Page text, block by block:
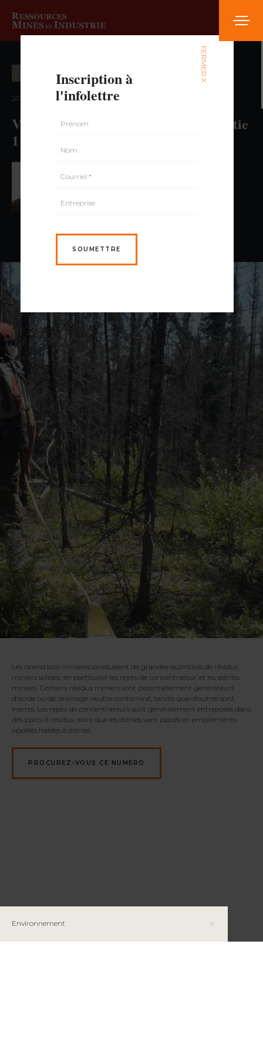
Environnement
2017 — volume 3, numéro 6
Valorisation des résidus miniers, Partie
1 : stériles miniers
Les opérations minières produisent de grandes quantités de résidus
miniers solides, en particulier les rejets de concentrateur et les stériles
miniers. Certains résidus miniers sont potentiellement générateurs
d’acide ou de drainage neutre contaminé, tandis que d’autres sont
inertes. Les rejets de concentrateurs sont généralement entreposés dans
des parcs à résidus, alors que les stériles sont placés en empilements
appelés haldes à stériles.
PROCUREZ-VOUS CE NUMÉRO
FERMER X
Inscription à
l'infolettre
SOUMETTRE